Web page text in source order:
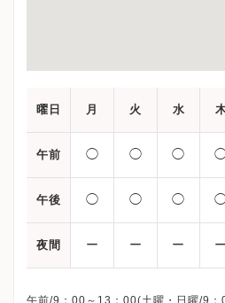
曜日 月 火 水
午前 ◯ ◯ ◯
午後 ◯ ◯ ◯
夜間 ー ー ー ー
午前/9：00～13：00(土曜・日曜/9